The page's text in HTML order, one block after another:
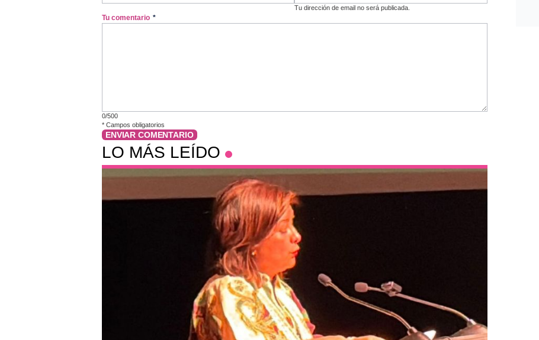
Tu dirección de email no será publicada.
Tu comentario *
0/500
* Campos obligatorios
ENVIAR COMENTARIO
LO MÁS LEÍDO